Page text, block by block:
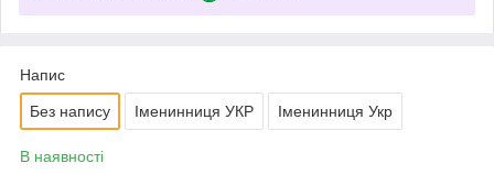
Напис
Без напису Іменинниця УКР Іменинниця Укр
В наявності